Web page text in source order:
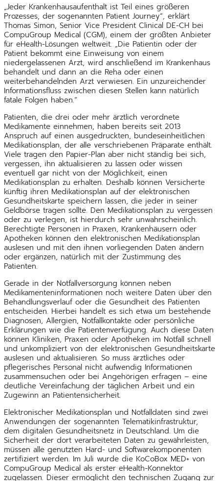
„Jeder Krankenhausaufenthalt ist Teil eines größeren
Prozesses, der sogenannten Patient Journey“, erklärt
Thomas Simon, Senior Vice President Clinical DE-CH bei
CompuGroup Medical (CGM), einem der größten Anbieter
für eHealth-Lösungen weltweit. „Die Patientin oder der
Patient bekommt eine Einweisung von einem
niedergelassenen Arzt, wird anschließend im Krankenhaus
behandelt und dann an die Reha oder einen
weiterbehandelnden Arzt verwiesen. Ein unzureichender
Informationsfluss zwischen diesen Stellen kann natürlich
fatale Folgen haben.“
Patienten, die drei oder mehr ärztlich verordnete
Medikamente einnehmen, haben bereits seit 2013
Anspruch auf einen ausgedruckten, bundeseinheitlichen
Medikationsplan, der alle verschriebenen Präparate enthält.
Viele tragen den Papier-Plan aber nicht ständig bei sich,
vergessen, ihn aktualisieren zu lassen oder wissen
eventuell gar nicht von der Möglichkeit, einen
Medikationsplan zu erhalten. Deshalb können Versicherte
künftig ihren Medikationsplan auf der elektronischen
Gesundheitskarte speichern lassen, die jeder in seiner
Geldbörse tragen sollte. Den Medikationsplan zu vergessen
oder zu verlegen, ist hierdurch sehr unwahrscheinlich.
Berechtigte Personen in Praxen, Krankenhäusern oder
Apotheken können den elektronischen Medikationsplan
auslesen und mit den ihnen vorliegenden Daten ändern
oder ergänzen, natürlich mit der Zustimmung des
Patienten.
Gerade in der Notfallversorgung können neben
Medikamenteninformationen noch weitere Daten über den
Behandlungsverlauf oder die Gesundheit des Patienten
entscheiden. Hierbei handelt es sich etwa um bestehende
Diagnosen, Allergien, Notfallkontakte oder persönliche
Erklärungen wie die Patientenverfügung. Auch diese Daten
können Kliniken, Praxen oder Apotheken im Notfall schnell
und unkompliziert von der elektronischen Gesundheitskarte
auslesen und aktualisieren. So muss ärztliches oder
pflegerisches Personal nicht aufwendig Informationen
zusammensuchen oder bei Angehörigen erfragen – eine
deutliche Vereinfachung der täglichen Arbeit und ein
Zugewinn an Patientensicherheit.
Elektronischer Medikationsplan und Notfalldaten sind zwei
Anwendungen der sogenannten Telematikinfrastruktur,
dem digitalen Gesundheitsnetz in Deutschland. Um die
Sicherheit der dort verarbeiteten Daten zu gewährleisten,
müssen alle genutzten Hard- und Softwarekomponenten
zertifiziert werden. Im Juli wurde die KoCoBox MED+ von
CompuGroup Medical als erster eHealth-Konnektor
zugelassen. Dieser ermöglicht den technischen Zugang zur